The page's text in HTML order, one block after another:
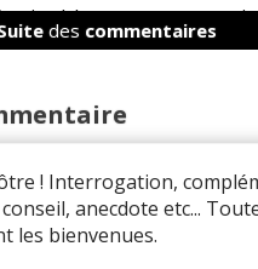
sur ce
autophobe et instable ca
sont des clubs automobiles
financiers par des
constructeurs, la messe
des commentaires
! Interrogation,
anecdote etc...
les bienvenues.